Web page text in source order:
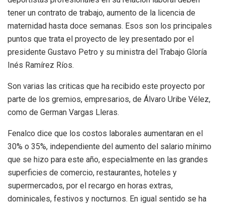
tener un contrato de trabajo, aumento de la licencia de
maternidad hasta doce semanas. Esos son los principales
puntos que trata el proyecto de ley presentado por el
presidente Gustavo Petro y su ministra del Trabajo Gloría
Inés Ramírez Ríos.
Son varias las criticas que ha recibido este proyecto por
parte de los gremios, empresarios, de Álvaro Uribe Vélez,
como de German Vargas Lleras.
Fenalco dice que los costos laborales aumentaran en el
30% o 35%, independiente del aumento del salario mínimo
que se hizo para este año, especialmente en las grandes
superficies de comercio, restaurantes, hoteles y
supermercados, por el recargo en horas extras,
dominicales, festivos y nocturnos. En igual sentido se ha